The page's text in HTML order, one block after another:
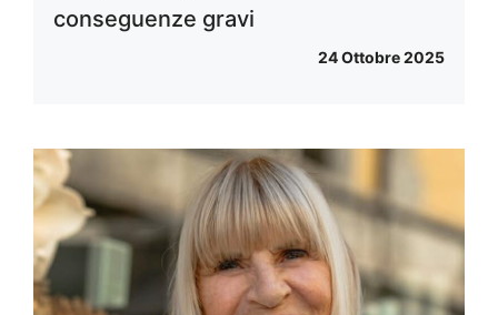
conseguenze gravi
24 Ottobre 2025